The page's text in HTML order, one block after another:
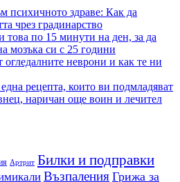
психичното здраве: Как да
чрез градинарство
това по 15 минути на ден, за да
мозъка си с 25 години
огледалните неврони и как те ни
рецепта, които ви подмладяват
наричан още воин и лечител
Артрит Билки и подправки
Възпаления Грижа за